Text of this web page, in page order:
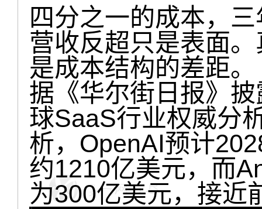
四分之一的成本，
营收反超只是表面
是成本结构的差距。
据《华尔街日报》
球SaaS行业权威分
析，OpenAI预计
约1210亿美元，而
为300亿美元，接近